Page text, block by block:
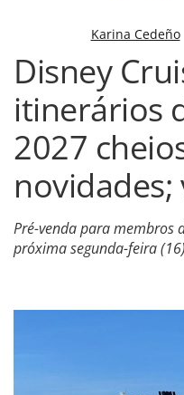
Karina Cedeño
Disney
itinerários
2027
Pré-venda para membros
próxima segunda-feira (16)